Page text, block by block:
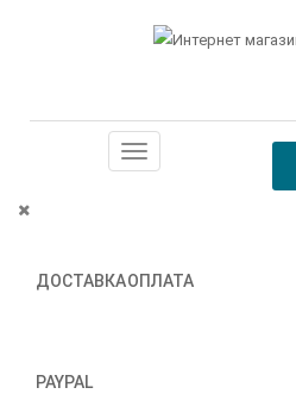
ДОСТАВКАОПЛАТА
PAYPAL